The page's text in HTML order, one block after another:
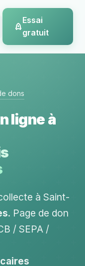
Essai
gratuit
dons
ligne à
à Saint-
. Page de don
/ SEPA /